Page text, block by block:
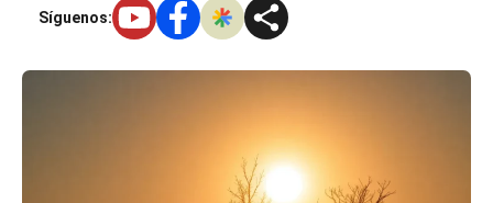
Síguenos: